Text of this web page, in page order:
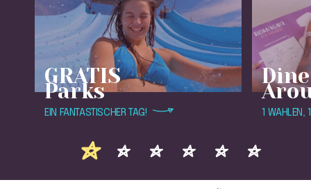
GRATIS
Parks
EIN FANTASTISCHER TAG!
Dine
1 WAHLEN,